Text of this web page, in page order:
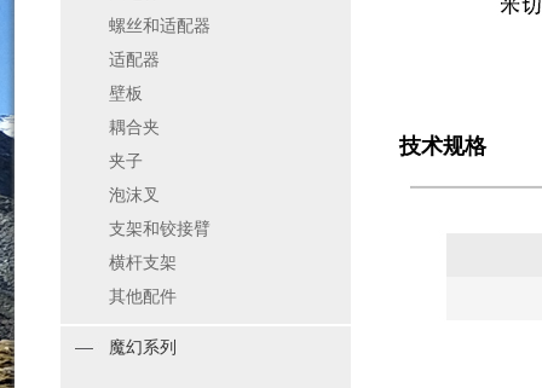
螺丝和适配器
适配器
壁板
耦合夹
夹子
泡沫叉
支架和铰接臂
横杆支架
其他配件
魔幻系列
技术规格